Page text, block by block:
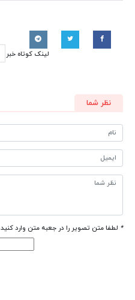
لینک کوتاه خبر
نظر شما
* لطفا متن تصویر را در جعبه متن وارد کنید